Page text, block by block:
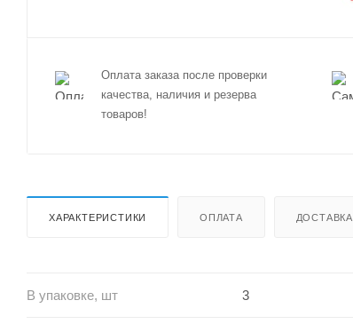
Оплата заказа после проверки
качества, наличия и резерва
товаров!
ХАРАКТЕРИСТИКИ ОПЛАТА ДОСТАВКА
В упаковке, шт 3